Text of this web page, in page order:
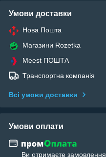
Умови доставки
Нова Пошта
Магазини Rozetka
Meest ПОШТА
Транспортна компанія
Всі умови доставки
Умови оплати
Ви отримаєте замовлення